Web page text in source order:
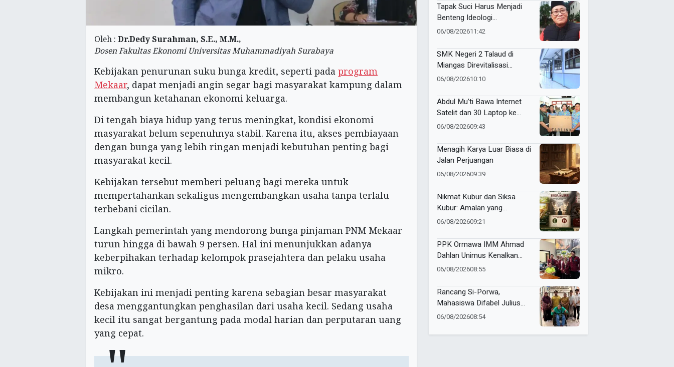
Oleh : Dr.Dedy Surahman, S.E., M.M.,
Dosen Fakultas Ekonomi Universitas Muhammadiyah Surabaya
Kebijakan penurunan suku bunga kredit, seperti pada program
Mekaar, dapat menjadi angin segar bagi masyarakat kampung dalam
membangun ketahanan ekonomi keluarga.
Di tengah biaya hidup yang terus meningkat, kondisi ekonomi
masyarakat belum sepenuhnya stabil. Karena itu, akses pembiayaan
dengan bunga yang lebih ringan menjadi kebutuhan penting bagi
masyarakat kecil.
Kebijakan tersebut memberi peluang bagi mereka untuk
mempertahankan sekaligus mengembangkan usaha tanpa terlalu
terbebani cicilan.
Langkah pemerintah yang mendorong bunga pinjaman PNM Mekaar
turun hingga di bawah 9 persen. Hal ini menunjukkan adanya
keberpihakan terhadap kelompok prasejahtera dan pelaku usaha
mikro.
Kebijakan ini menjadi penting karena sebagian besar masyarakat
desa menggantungkan penghasilan dari usaha kecil. Sedang usaha
kecil itu sangat bergantung pada modal harian dan perputaran uang
yang cepat.
Tapak Suci Harus Menjadi
Benteng Ideologi
Muhammadiyah
06/08/202611:42
SMK Negeri 2 Talaud di
Miangas Direvitalisasi
Setelah 21 Tahun, Pendidikan
06/08/202610:10
Abdul Mu’ti Bawa Internet
Satelit dan 30 Laptop ke
Miangas, Pendidikan di Ujung
06/08/202609:43
Menagih Karya Luar Biasa di
Jalan Perjuangan
06/08/202609:39
Nikmat Kubur dan Siksa
Kubur: Amalan yang
Mengantarkan ke Taman
06/08/202609:21
PPK Ormawa IMM Ahmad
Dahlan Unimus Kenalkan
Inovasi Desa Lewat Radio
06/08/202608:55
Rancang Si-Porwa,
Mahasiswa Difabel Julius
Kevin Serahkan Karya ke
06/08/202608:54